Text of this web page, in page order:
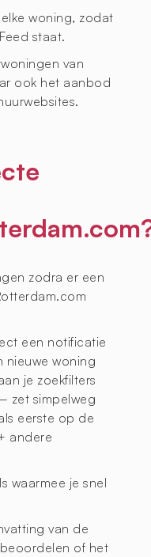
woning, zodat
staat.
van
ook het aanbod
zodra er een
een notificatie
nieuwe woning
je zoekfilters
zet simpelweg
eerste op de
andere
waarmee je snel
van de
of het